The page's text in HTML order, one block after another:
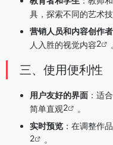
具，探索不同的艺术
营销人员和内容创作者
人入胜的视觉内容2
三、使用便利性
用户友好的界面 ：适
简单直观2
。
实时预览 ：在调整作
2
。